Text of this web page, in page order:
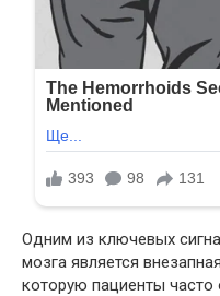
Одним из ключевых
мозга является
которую пациенты